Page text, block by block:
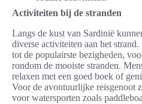
Activiteiten bij de stranden
Langs de kust van Sardinië
diverse activiteiten aan het
tot de populairste bezigheden,
rondom de mooiste stranden.
relaxen met een goed boek of
Voor de avontuurlijke reisgenoot
voor watersporten zoals